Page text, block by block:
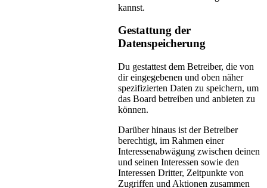
kannst.
Gestattung der
Datenspeicherung
Du gestattest dem Betreiber, die von
dir eingegebenen und oben näher
spezifizierten Daten zu speichern, um
das Board betreiben und anbieten zu
können.
Darüber hinaus ist der Betreiber
berechtigt, im Rahmen einer
Interessenabwägung zwischen deinen
und seinen Interessen sowie den
Interessen Dritter, Zeitpunkte von
Zugriffen und Aktionen zusammen